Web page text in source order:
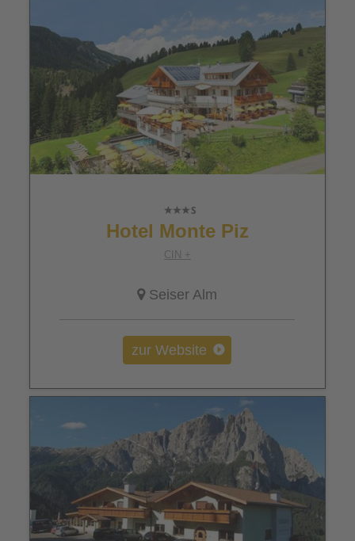
Hotel Monte Piz
CIN +
Seiser Alm
zur Website